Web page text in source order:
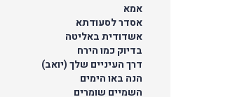
אמא
אסדר לסעודתא
אשדודית באליטה
בדיוק כמו הירח
דרך העיניים שלך (יואב)
הנה באו הימים
השמיים שומרים